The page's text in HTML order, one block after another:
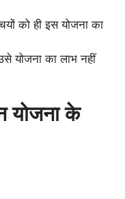
को ही इस योजना का
योजना का लाभ नहीं
योजना के